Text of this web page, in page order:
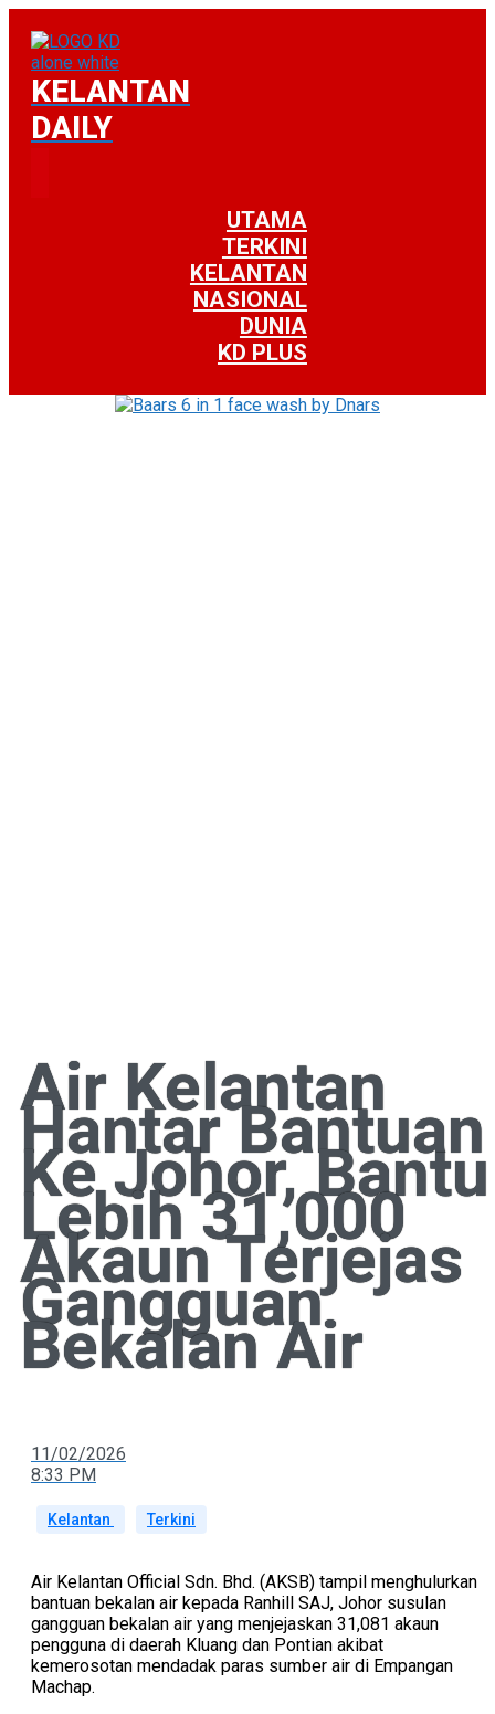
KELANTAN
DAILY
UTAMA
TERKINI
KELANTAN
NASIONAL
DUNIA
KD PLUS
Air Kelantan
Hantar Bantuan
Ke Johor, Bantu
Lebih 31,000
Akaun Terjejas
Gangguan
Bekalan Air
11/02/2026
8:33 PM
Kelantan Terkini
Air Kelantan Official Sdn. Bhd. (AKSB) tampil menghulurkan
bantuan bekalan air kepada Ranhill SAJ, Johor susulan
gangguan bekalan air yang menjejaskan 31,081 akaun
pengguna di daerah Kluang dan Pontian akibat
kemerosotan mendadak paras sumber air di Empangan
Machap.